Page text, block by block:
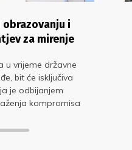
i
za mirenje
u vrijeme državne
bit će isključiva
je odbijanjem
kompromisa